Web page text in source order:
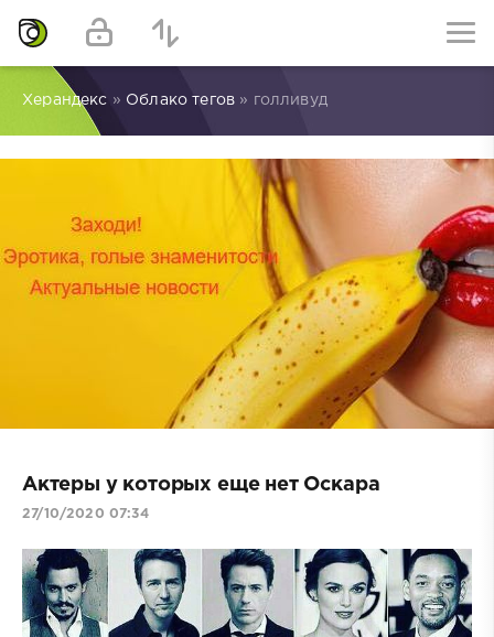
Херандекс » Облако тегов » голливуд
Актеры у которых еще нет Оскара
27/10/2020 07:34